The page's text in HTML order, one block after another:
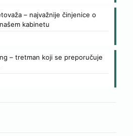
– najvažnije činjenice o
kabinetu
– tretman koji se preporučuje